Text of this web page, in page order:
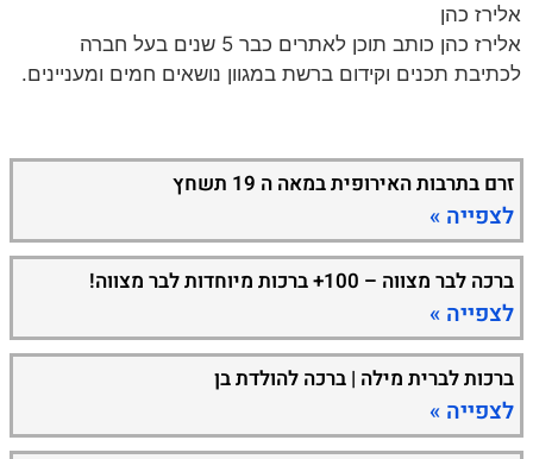
אלירז כהן
אלירז כהן כותב תוכן לאתרים כבר 5 שנים בעל חברה
לכתיבת תכנים וקידום ברשת במגוון נושאים חמים ומעניינים.
זרם בתרבות האירופית במאה ה 19 תשחץ
לצפייה »
ברכה לבר מצווה – 100+ ברכות מיוחדות לבר מצווה!
לצפייה »
ברכות לברית מילה | ברכה להולדת בן
לצפייה »